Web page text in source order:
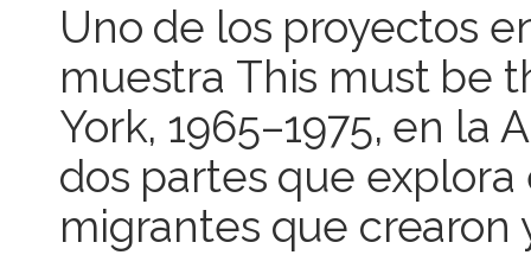
Uno de los proyectos
muestra This must be
York, 1965–1975, en la
dos partes que
migrantes que crearon